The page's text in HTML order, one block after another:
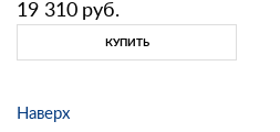
19 310 руб.
КУПИТЬ
Наверх